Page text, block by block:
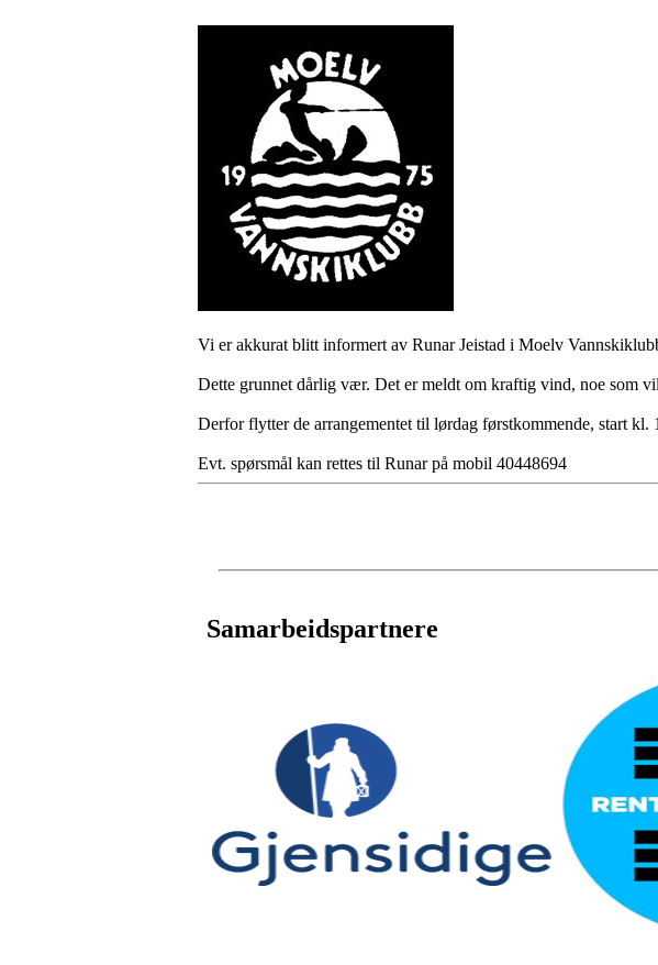
Vi er akkurat blitt informert av Runar Jeistad i Moelv
Dette grunnet dårlig vær. Det er meldt om kraftig vind, noe som
Derfor flytter de arrangementet til lørdag førstkommende, start kl.
Evt. spørsmål kan rettes til Runar på mobil 40448694
Samarbeidspartnere